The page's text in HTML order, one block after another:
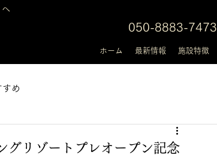
へ
050-8883-7473
ホーム 最新情報 施設特徴
すめ
グリゾートプレオープン記念